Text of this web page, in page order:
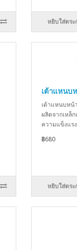
หยิบใส่ตระ
เต้าแหนบ
เต้าแหนบหน้
ผลิตจากเหล็
ความแข็งแร
฿680
หยิบใส่ตระ